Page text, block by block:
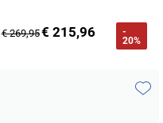
€ 269,95€ 215,96
-
20%